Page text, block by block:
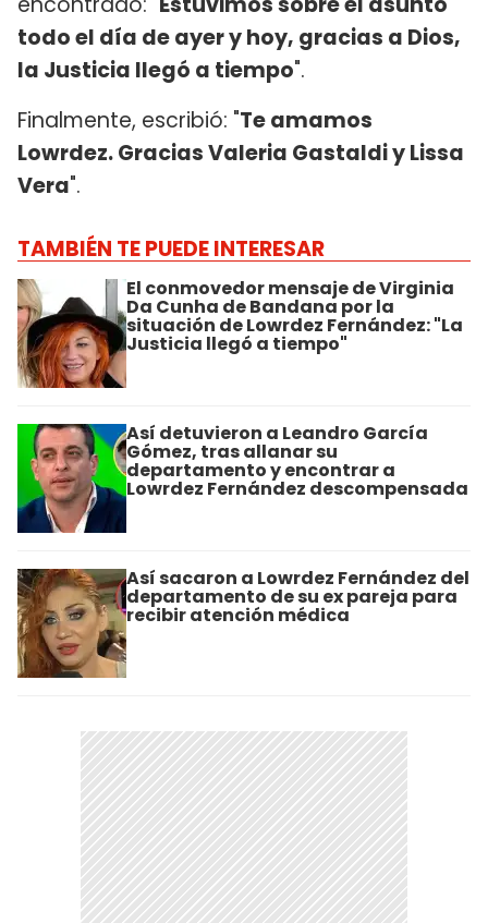
todo el día de ayer y hoy, gracias a Dios,
la Justicia llegó a tiempo".
Finalmente, escribió: "Te amamos
Lowrdez. Gracias Valeria Gastaldi y Lissa
Vera".
TAMBIÉN TE PUEDE INTERESAR
El conmovedor mensaje de Virginia
Da Cunha de Bandana por la
situación de Lowrdez Fernández: "La
Justicia llegó a tiempo"
Así detuvieron a Leandro García
Gómez, tras allanar su
departamento y encontrar a
Lowrdez Fernández descompensada
Así sacaron a Lowrdez Fernández del
departamento de su ex pareja para
recibir atención médica